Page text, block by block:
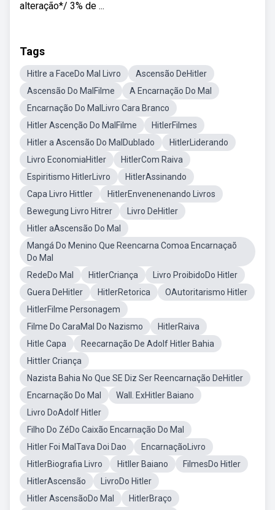
alteração*/ 3% de ...
Tags
Hitlre a FaceDo Mal Livro
Ascensão DeHitler
Ascensão Do MalFilme
A Encarnação Do Mal
Encarnação Do MalLivro Cara Branco
Hitler Ascenção Do MalFilme
HitlerFilmes
Hitler a Ascensão Do MalDublado
HitlerLiderando
Livro EconomiaHitler
HitlerCom Raiva
Espiritismo HitlerLivro
HitlerAssinando
Capa Livro Hittler
HitlerEnvenenenando Livros
Bewegung Livro Hitrer
Livro DeHitler
Hitler aAscensão Do Mal
Mangá Do Menino Que Reencarna Comoa Encarnaçaõ
Do Mal
RedeDo Mal
HitlerCriança
Livro ProibidoDo Hitler
Guera DeHitler
HitlerRetorica
OAutoritarismo Hitler
HitlerFilme Personagem
Filme Do CaraMal Do Nazismo
HitlerRaiva
Hitle Capa
Reecarnação De Adolf Hitler Bahia
Hittler Criança
Nazista Bahia No Que SE Diz Ser Reencarnação DeHitler
Encarnação Do Mal
Wall. ExHitler Baiano
Livro DoAdolf Hitler
Filho Do ZéDo Caixão Encarnação Do Mal
Hitler Foi MalTava Doi Dao
EncarnaçãoLivro
HitlerBiografia Livro
Hitller Baiano
FilmesDo Hitler
HitlerAscensão
LivroDo Hitler
Hitler AscensãoDo Mal
HitlerBraço